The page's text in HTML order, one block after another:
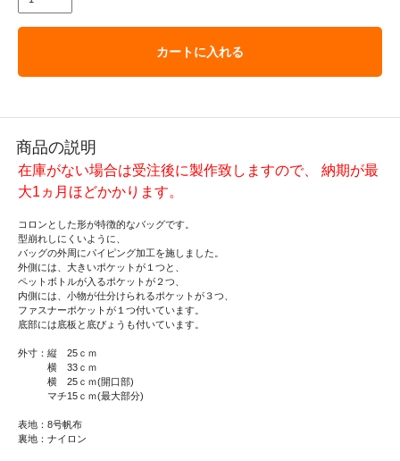
カートに入れる
商品の説明
在庫がない場合は受注後に製作致しますので、 納期が最
大1ヵ月ほどかかります。
コロンとした形が特徴的なバッグです。
型崩れしにくいように、
バッグの外周にパイピング加工を施しました。
外側には、大きいポケットが１つと、
ペットボトルが入るポケットが２つ、
内側には、小物が仕分けられるポケットが３つ、
ファスナーポケットが１つ付いています。
底部には底板と底びょうも付いています。
外寸：縦 25ｃｍ
横 33ｃｍ
横 25ｃｍ(開口部)
マチ15ｃｍ(最大部分)
表地：8号帆布
裏地：ナイロン